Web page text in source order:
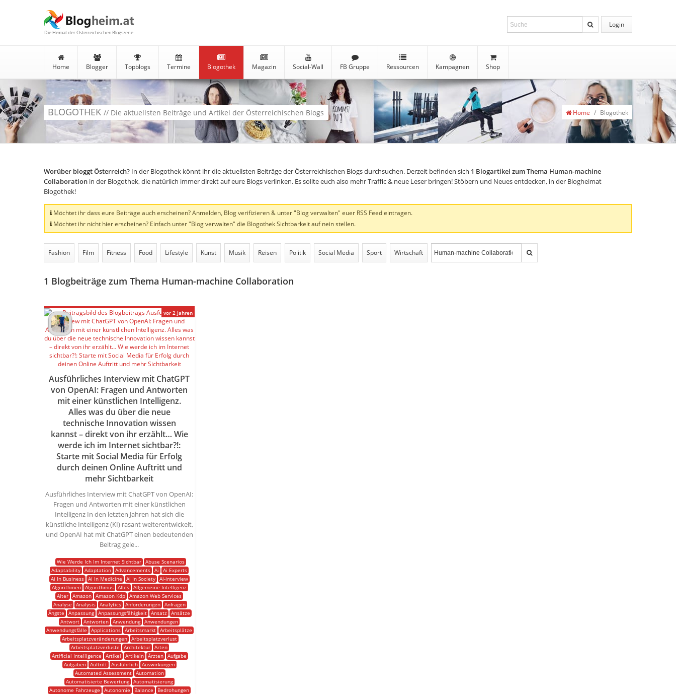
Die Heimat der Österreichischen Blogszene
Login
Home Blogger Topblogs Termine Blogothek Magazin Social-Wall FB Gruppe Ressourcen Kampagnen Shop
BLOGOTHEK // Die aktuellsten Beiträge und Artikel der Österreichischen Blogs Home / Blogothek
Worüber bloggt Österreich? In der Blogothek könnt ihr die aktuellsten Beiträge der Österreichischen Blogs durchsuchen. Derzeit befinden sich 1 Blogartikel zum Thema Human-machine
Collaboration in der Blogothek, die natürlich immer direkt auf eure Blogs verlinken. Es sollte euch also mehr Traffic & neue Leser bringen! Stöbern und Neues entdecken, in der Blogheimat
Blogothek!
Möchtet ihr dass eure Beiträge auch erscheinen? Anmelden, Blog verifizieren & unter "Blog verwalten" euer RSS Feed eintragen.
Möchtet ihr nicht hier erscheinen? Einfach unter "Blog verwalten" die Blogothek Sichtbarkeit auf nein stellen.
Fashion Film Fitness Food Lifestyle Kunst Musik Reisen Politik Social Media Sport Wirtschaft
1 Blogbeiträge zum Thema Human-machine Collaboration
Ausführliches Interview mit ChatGPT
von OpenAI: Fragen und Antworten
mit einer künstlichen Intelligenz.
Alles was du über die neue
technische Innovation wissen
kannst – direkt von ihr erzählt… Wie
werde ich im Internet sichtbar?!:
Starte mit Social Media für Erfolg
durch deinen Online Auftritt und
mehr Sichtbarkeit
Ausführliches Interview mit ChatGPT von OpenAI:
Fragen und Antworten mit einer künstlichen
Intelligenz In den letzten Jahren hat sich die
künstliche Intelligenz (KI) rasant weiterentwickelt,
und OpenAI hat mit ChatGPT einen bedeutenden
Beitrag gele...
Wie Werde Ich Im Internet Sichtbar
Abuse Scenarios
Adaptability Adaptation Advancements Ai
Ai Experts
Ai In Business
Ai In Medicine Ai In Society
Ai-interview
Algorithmen Algorithmus Alles Allgemeine Intelligenz
Alter Amazon Amazon Kdp Amazon Web Services
Analyse
Analysis Analytics Anforderungen
Anfragen
Ängste
Anpassung Anpassungsfähigkeit Ansatz Ansätze
Antwort Antworten Anwendung Anwendungen
Anwendungsfälle
Applications Arbeitsmarkt Arbeitsplätze
Arbeitsplatzveränderungen
Arbeitsplatzverlust
Arbeitsplatzverluste
Architektur Arten
Artificial Intelligence
Artikel Artikeln Ärzten Aufgabe
Aufgaben
Auftritt Ausführlich
Auswirkungen
Automated Assessment
Automation
Automatisierte Bewertung
Automatisierung
Autonome Fahrzeuge
Autonomie Balance
Bedrohungen
vor 2 Jahren